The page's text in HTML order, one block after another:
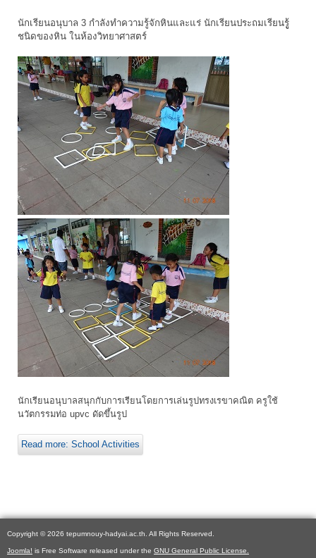
นักเรียนอนุบาล 3 กำลังทำความรู้จักหินและแร่ นักเรียนประถมเรียนรูู้
ชนิดของหิน ในห้องวิทยาศาสตร์
นักเรียนอนุบาลสนุกกับการเรียนโดยการเล่นรูปทรงเรขาคณิต ครูใช้
นวัตกรรมท่อ upvc ดัดขึ้นรูป
Read more: School Activities
Copyright © 2026 tepumnouy-hadyai.ac.th. All Rights Reserved.
Joomla! is Free Software released under the GNU General Public License.